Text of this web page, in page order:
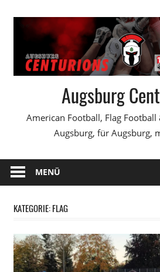
Augsburg
American Football, Flag Football
Augsburg, für Augsburg,
MENÜ
KATEGORIE:FLAG